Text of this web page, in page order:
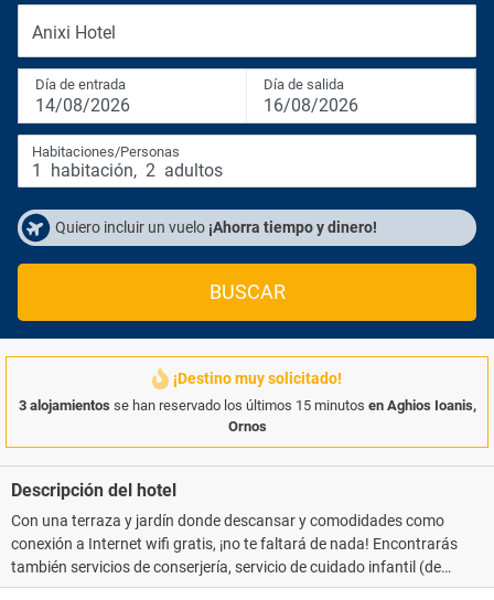
Anixi Hotel
Día de entrada
14/08/2026
Día de salida
16/08/2026
Habitaciones/Personas
1 habitación, 2 adultos
Quiero incluir un vuelo ¡Ahorra tiempo y dinero!
BUSCAR
¡Destino muy solicitado!
3 alojamientos se han reservado los últimos 15 minutos en Aghios Ioanis,
Ornos
Descripción del hotel
Con una terraza y jardín donde descansar y comodidades como
conexión a Internet wifi gratis, ¡no te faltará de nada! Encontrarás
también servicios de conserjería, servicio de cuidado infantil (de
pago) y una televisión en la zona común.. Tendrás tintorería,